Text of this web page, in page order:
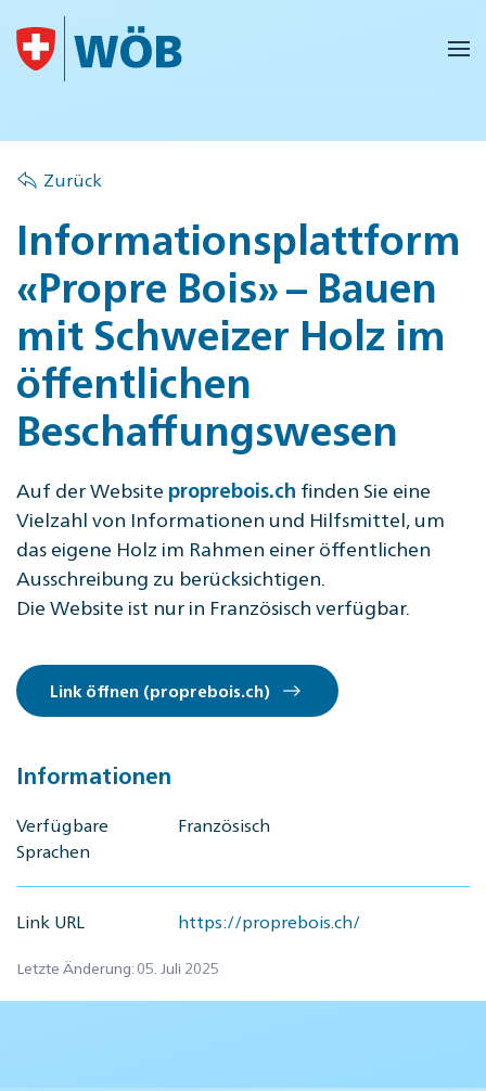
Skip to main content
Zurück
Informationsplattform
«Propre Bois» – Bauen
mit Schweizer Holz im
öffentlichen
Beschaffungswesen
Auf der Website proprebois.ch finden Sie eine
Vielzahl von Informationen und Hilfsmittel, um
das eigene Holz im Rahmen einer öffentlichen
Ausschreibung zu berücksichtigen.
Die Website ist nur in Französisch verfügbar.
Link öffnen (proprebois.ch)
Informationen
Verfügbare
Sprachen
Französisch
Link URL https://proprebois.ch/
Letzte Änderung: 05. Juli 2025